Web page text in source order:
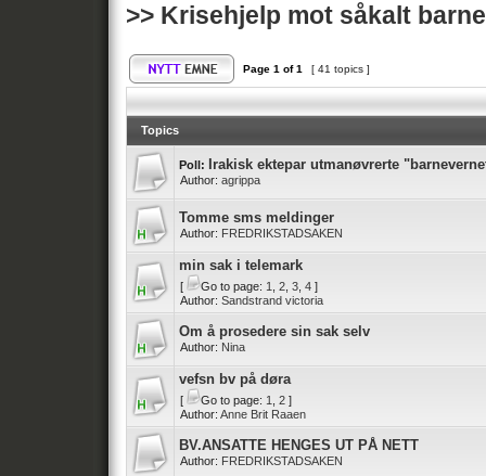
>> Krisehjelp mot såkalt
Page 1 of1 [ 41 topics ]
Topics
Poll: Irakisk ektepar utmanøvrerte
Author: agrippa
Tomme sms meldinger
Author: FREDRIKSTADSAKEN
min sak i telemark
[ Go to page: 1 2 3 4 ]
Author: Sandstrand victoria
Om å prosedere sin sak selv
Author: Nina
vefsn bv på døra
[ Go to page: 1 2 ]
Author: Anne Brit Raaen
BV.ANSATTE HENGES UT PÅ NETT
Author: FREDRIKSTADSAKEN